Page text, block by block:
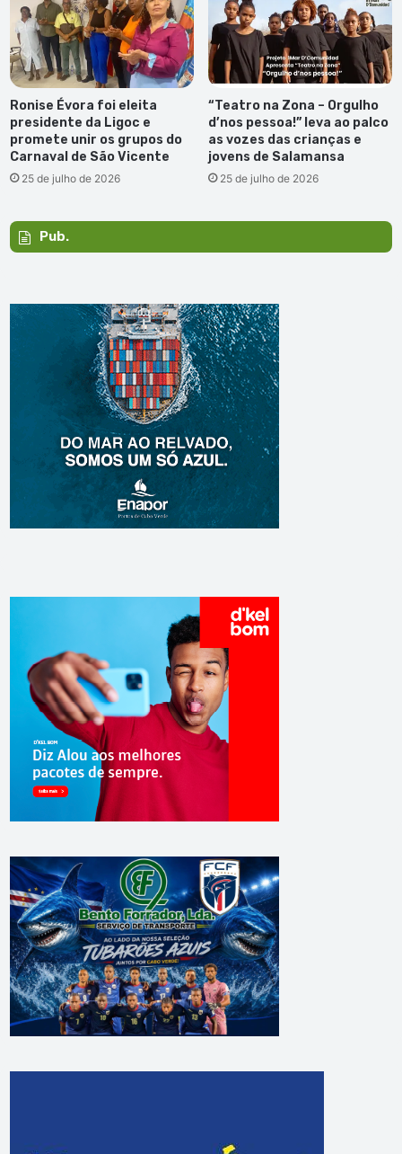
Ronise Évora foi eleita
presidente da Ligoc e
promete unir os grupos do
Carnaval de São Vicente
25 de julho de 2026
“Teatro na Zona – Orgulho
d’nos pessoa!” leva ao palco
as vozes das crianças e
jovens de Salamansa
25 de julho de 2026
Pub.